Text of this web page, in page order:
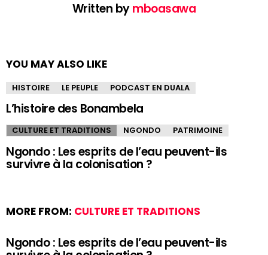
Written bymboasawa
YOU MAY ALSO LIKE
HISTOIRE LE PEUPLE PODCAST EN DUALA
L’histoire des Bonambela
CULTURE ET TRADITIONS NGONDO PATRIMOINE
Ngondo : Les esprits de l’eau peuvent-ils
survivre à la colonisation ?
MORE FROM: CULTURE ET TRADITIONS
Ngondo : Les esprits de l’eau peuvent-ils